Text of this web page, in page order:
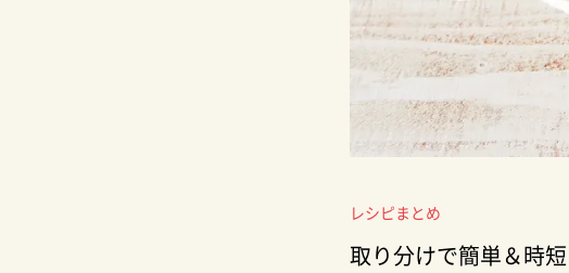
レシピまとめ
取り分けで簡単＆時